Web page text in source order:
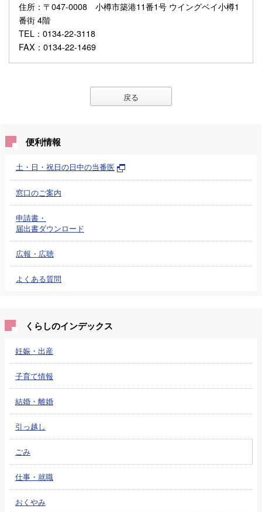
住所 ：〒047-0008 小樽市築港11番1号 ウイングベイ小樽1
番街 4階
TEL ：0134-22-3118
FAX ：0134-22-1469
戻る
便利情報
土・日・祝日の日中の当番医
窓口のご案内
申請書・
届出書ダウンロード
広報・広聴
よくある質問
くらしのインデックス
妊娠・出産
子育て情報
結婚・離婚
引っ越し
ごみ
仕事・就職
おくやみ